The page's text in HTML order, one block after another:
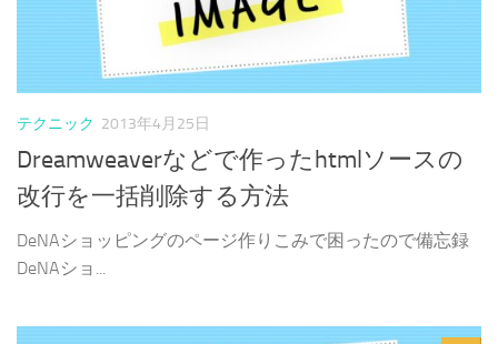
テクニック 2013年4月25日
Dreamweaverなどで作ったhtmlソースの
改行を一括削除する方法
DeNAショッピングのページ作りこみで困ったので備忘録
DeNAショ...